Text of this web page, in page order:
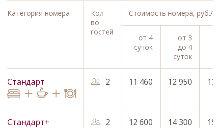
Категория номера
Кол-
во
гостей
Стоимость номера, руб./
от 4
суток
от 3
до 4
суток
Стандарт 2 11 460 12 950 13
Стандарт+ 2 12 600 14 300 15